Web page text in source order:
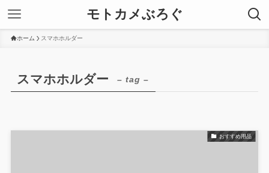
モトカメぶろぐ
ホーム スマホホルダー
スマホホルダー – tag –
おすすめ用品